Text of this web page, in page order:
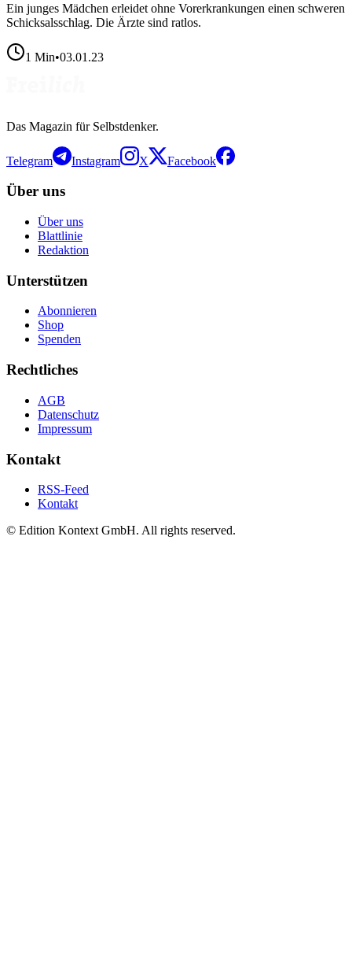
Ein junges Mädchen erleidet ohne Vorerkrankungen einen schweren
Schicksalsschlag. Die Ärzte sind ratlos.
1 Min•03.01.23
Das Magazin für Selbstdenker.
Telegram Instagram X Facebook
Über uns
Über uns
Blattlinie
Redaktion
Unterstützen
Abonnieren
Shop
Spenden
Rechtliches
AGB
Datenschutz
Impressum
Kontakt
RSS-Feed
Kontakt
© Edition Kontext GmbH. All rights reserved.